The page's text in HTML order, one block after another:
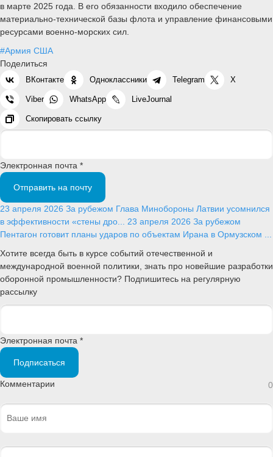
в марте 2025 года. В его обязанности входило обеспечение
материально-технической базы флота и управление финансовыми
ресурсами военно-морских сил.
#Армия США
Поделиться
ВКонтакте Одноклассники Telegram X
Viber WhatsApp LiveJournal
Скопировать ссылку
Электронная почта *
Отправить на почту
23 апреля 2026 За рубежом Глава Минобороны Латвии усомнился
в эффективности «стены дро... 23 апреля 2026 За рубежом
Пентагон готовит планы ударов по объектам Ирана в Ормузском ...
Хотите всегда быть в курсе событий отечественной и
международной военной политики, знать про новейшие разработки
оборонной промышленности? Подпишитесь на регулярную
рассылку
Электронная почта *
Подписаться
Комментарии 0